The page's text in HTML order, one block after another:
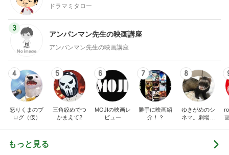
ドラマミタロー
3
アンパンマン先生の映画講座
アンパンマン先生の映画講座
4
怒りくまのブ
ログ（仮）
5
三角絞めでつ
かまえて2
6
MOJIの映画レ
ビュー
7
勝手に映画紹
介！？
8
ゆきがめのシ
ネマ。劇場に
もっと見る